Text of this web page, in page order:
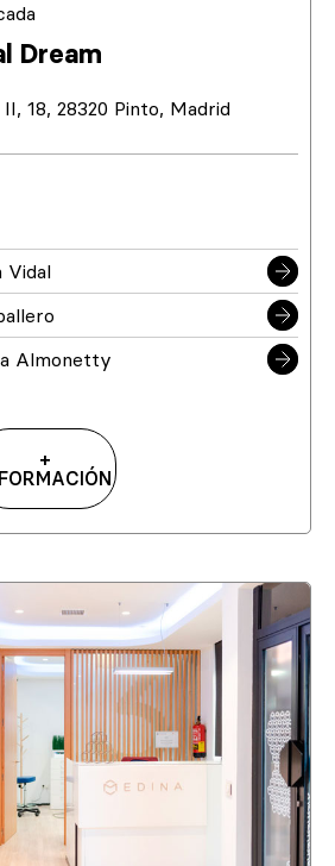
Dream
18, 28320 Pinto, Madrid
Vidal
Almonetty
+